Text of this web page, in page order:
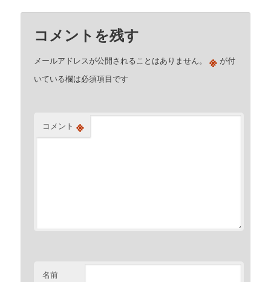
コメントを残す
メールアドレスが公開されることはありません。 ※ が付
いている欄は必須項目です
コメント ※
名前